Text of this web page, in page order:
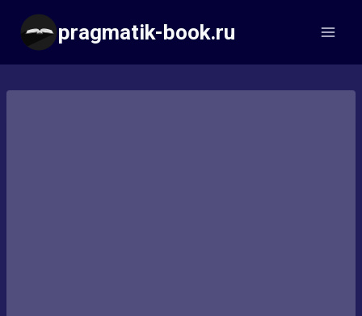
Перейти
содержимому
pragmatik-book.ru